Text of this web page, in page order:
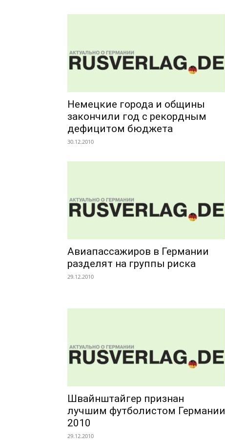
Немецкие города и общины
закончили год с рекордным
дефицитом бюджета
30.12.2010
Авиапассажиров в Германии
разделят на группы риска
29.12.2010
Швайнштайгер признан
лучшим футболистом Германии
2010
29.12.2010